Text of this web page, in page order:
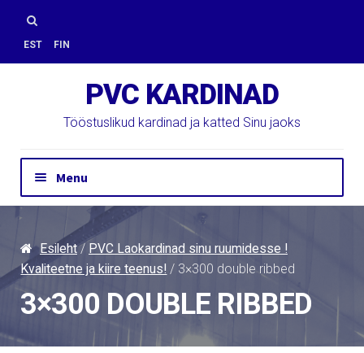
Skip
to
navigation
Skip
to
content
Otsi:
EST FIN
PVC KARDINAD
Tööstuslikud kardinad ja katted Sinu jaoks
Menu
Hinnapäring
Kontakt
Paigaldus
PVC Kardinad
E-Pood
Esileht/ PVC Laokardinad sinu ruumidesse !
Kvaliteetne ja kiire teenus! / 3×300 double ribbed
3×300 DOUBLE RIBBED